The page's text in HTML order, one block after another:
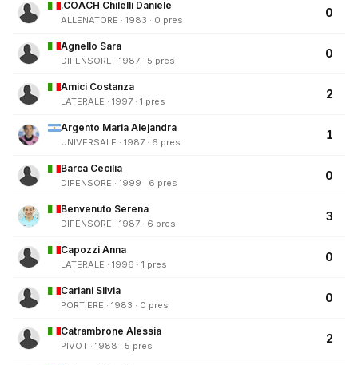
.COACH Chilelli Daniele
ALLENATORE · 1983 · 0 pres
0
Agnello Sara
DIFENSORE · 1987 · 5 pres
0
Amici Costanza
LATERALE · 1997 · 1 pres
2
Argento Maria Alejandra
UNIVERSALE · 1987 · 6 pres
1
Barca Cecilia
DIFENSORE · 1999 · 6 pres
0
Benvenuto Serena
DIFENSORE · 1987 · 6 pres
3
Capozzi Anna
LATERALE · 1996 · 1 pres
0
Cariani Silvia
PORTIERE · 1983 · 0 pres
0
Catrambrone Alessia
PIVOT · 1988 · 5 pres
2